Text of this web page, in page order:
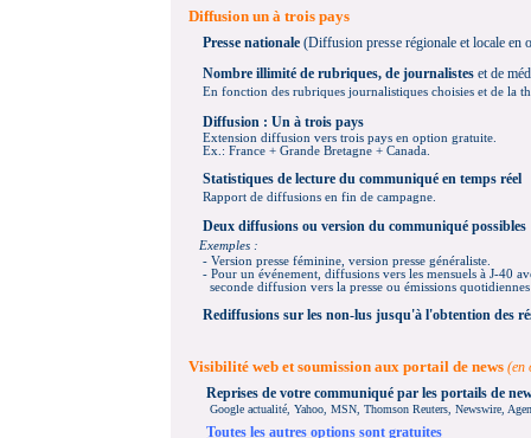
Diffusion un à trois pays
Presse nationale (Diffusion presse régionale et locale en
Nombre illimité de rubriques, de journalistes et de
En fonction des rubriques journalistiques choisies et de la
Diffusion : Un à trois pays
Extension diffusion vers trois pays en option gratuite
Ex.: France + Grande Bretagne + Canada.
Statistiques de lecture du communiqué en temps réel
Rapport de diffusions en fin de campagne.
Deux diffusions ou version du communiqué possibles
Exemples :
- Version presse féminine, version presse généraliste.
- Pour un événement, diffusions vers les mensuels à J-40
seconde diffusion vers la presse ou émissions quotidiennes
Rediffusions sur les non-lus jusqu'à l'obtention des
Visibilité web et soumission aux portail de news (en
Reprises de votre communiqué par les portails de
Google actualité, Yahoo, MSN, Thomson Reuters, Newswire,
Toutes les autres options sont gratuites